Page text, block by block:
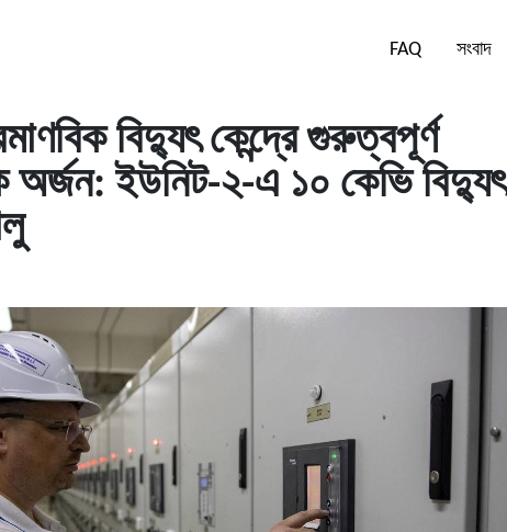
FAQ সংবাদ
বিদ্যুৎ কেন্দ্রে গুরুত্বপূর্ণ
ইউনিট-২-এ ১০ কেভি বিদ্যুৎ